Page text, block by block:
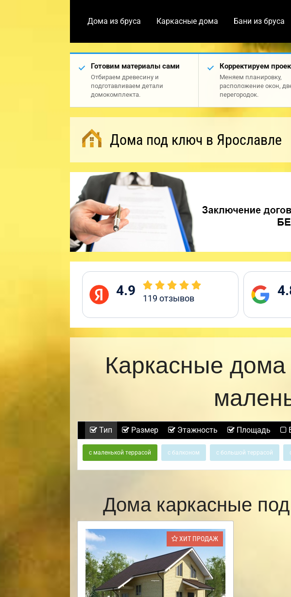
Дома из бруса Каркасные дома Бани из бруса
Готовим материалы сами
Отбираем древесину и
подготавливаем детали
домокомплекта.
Корректируем
Меняем планировку,
расположение окон,
перегородок.
Дома под ключ в Ярославле
4.9 119 отзывов
Каркасные
Тип Размер Этажность Площадь
с маленькой террасой с балконом с большой террасой
Дома каркасные
ХИТ ПРОДАЖ